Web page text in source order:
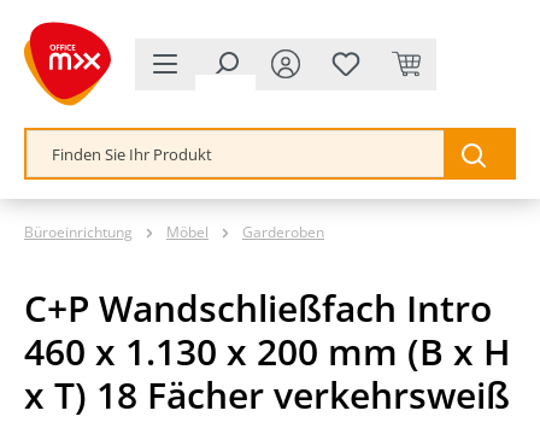
springen
Büroeinrichtung Möbel Garderoben
C+P Wandschließfach Intro
460 x 1.130 x 200 mm (B x H
x T) 18 Fächer verkehrsweiß